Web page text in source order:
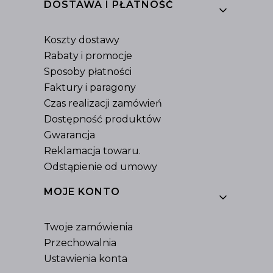
DOSTAWA I PŁATNOŚĆ
Koszty dostawy
Rabaty i promocje
Sposoby płatności
Faktury i paragony
Czas realizacji zamówień
Dostępność produktów
Gwarancja
Reklamacja towaru.
Odstąpienie od umowy
MOJE KONTO
Twoje zamówienia
Przechowalnia
Ustawienia konta